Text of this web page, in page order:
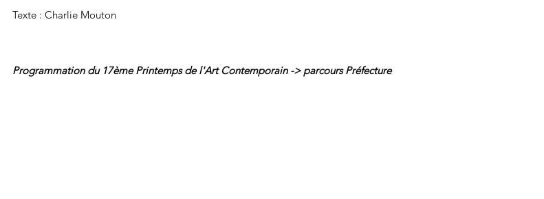
Texte : Charlie Mouton
Programmation du 17ème Printemps de l'Art Contemporain -> parcours Préfecture